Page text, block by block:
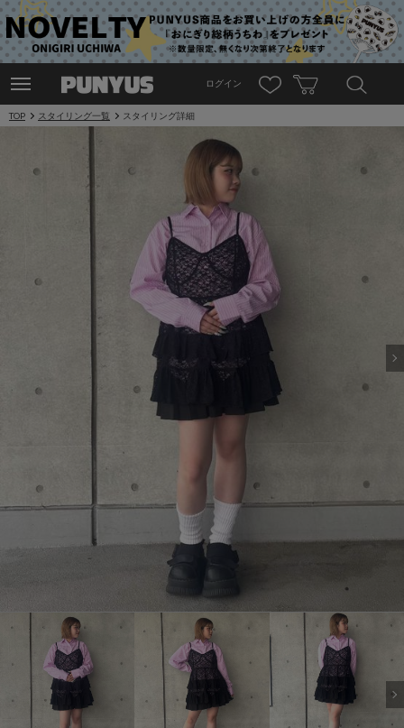
ログイン
TOP スタイリング一覧 スタイリング詳細